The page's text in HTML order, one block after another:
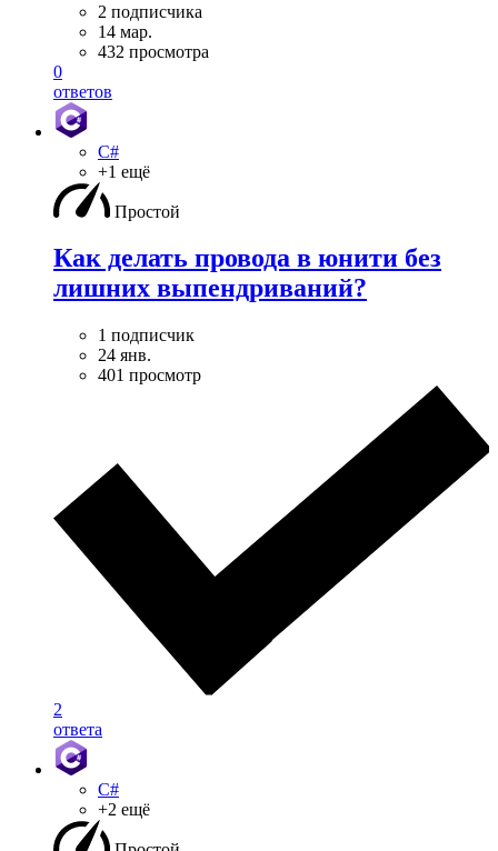
2 подписчика
14 мар.
432 просмотра
0
ответов
C#
+1 ещё
Простой
Как делать провода в юнити без
лишних выпендриваний?
1 подписчик
24 янв.
401 просмотр
2
ответа
C#
+2 ещё